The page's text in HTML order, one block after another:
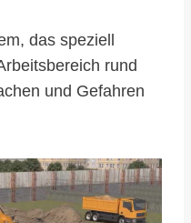
das speziell
rund
und Gefahren